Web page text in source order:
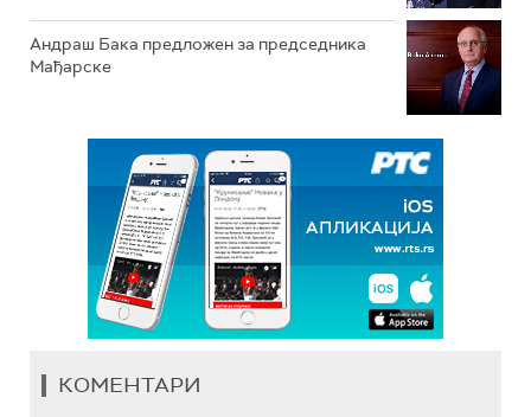
Андраш Бакa предложен за председника
Мађарске
КОМЕНТАРИ